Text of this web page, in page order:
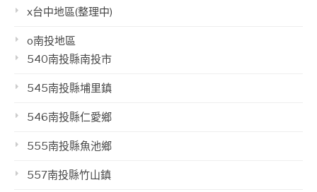
x台中地區(整理中)
o南投地區
540南投縣南投市
545南投縣埔里鎮
546南投縣仁愛鄉
555南投縣魚池鄉
557南投縣竹山鎮